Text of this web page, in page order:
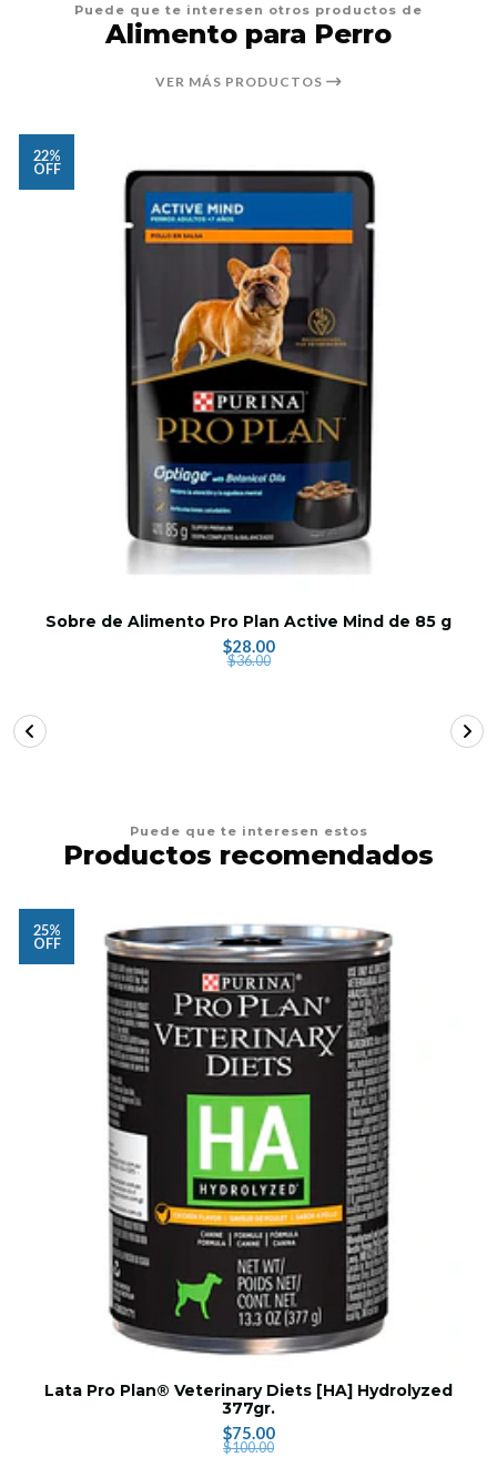
Puede que te interesen otros productos de
Alimento para Perro
VER MÁS PRODUCTOS
22%
OFF
Sobre de Alimento Pro Plan Active Mind de 85 g
$28.00
$36.00
Puede que te interesen estos
Productos recomendados
25%
OFF
Lata Pro Plan® Veterinary Diets [HA] Hydrolyzed
377gr.
$75.00
$100.00